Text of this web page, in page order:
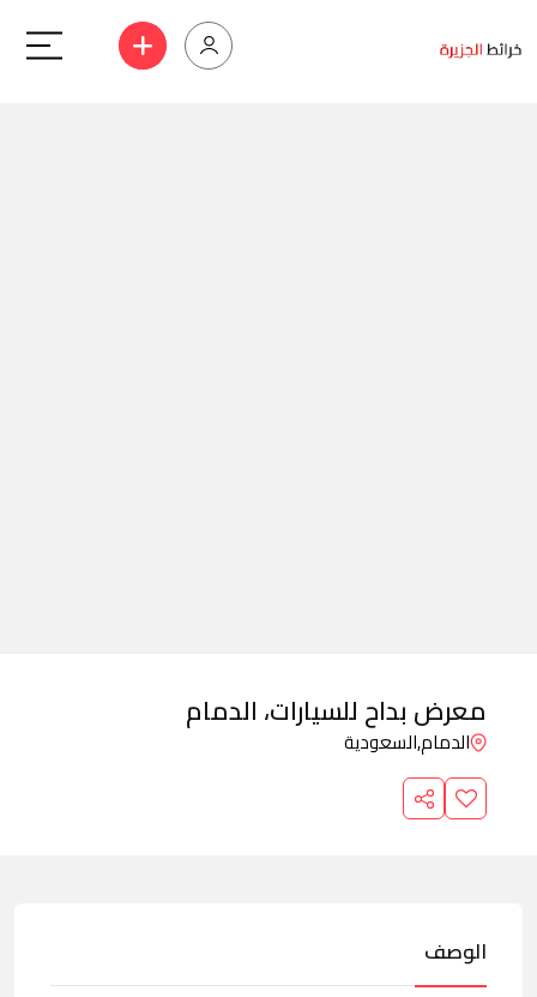
معرض بداح للسيارات، الدمام
الدمام,السعودية
الوصف